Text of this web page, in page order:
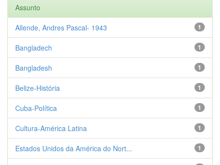
Assunto
1
Allende, Andres Pascal- 1943
1
Bangladech
1
Bangladesh
1
Belize-História
1
Cuba-Política
1
Cultura-América Latina
1
Estados Unidos da América do Nort...